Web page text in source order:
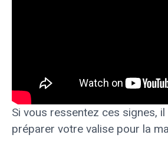
Si vous ressentez ces signes,
préparer votre valise pour la